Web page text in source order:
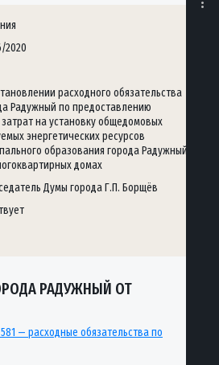
2020
расходного обязательства
Радужный по предоставлению
на установку общедомовых
энергетических ресурсов
образования города Радужный
домах
Думы города Г.П. Борщёв
РАДУЖНЫЙ ОТ
— расходные обязательства по